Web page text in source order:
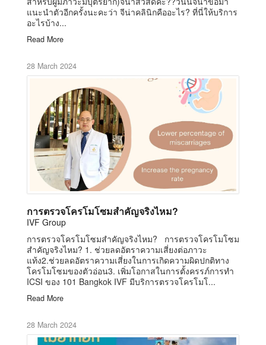
แนะนำตัวอีกครั้งนะคะว่า จีน่าคลินิกคืออะไร? ที่นี่ให้บริการ
อะไรบ้าง...
Read More
28 March 2024
การตรวจโครโมโซมสำคัญจริงไหม?
IVF Group
การตรวจโครโมโซมสำคัญจริงไหม? การตรวจโครโมโซม
สำคัญจริงไหม? 1. ช่วยลดอัตราความเสี่ยงต่อภาวะ
แท้ง2.ช่วยลดอัตราความเสี่ยงในการเกิดความผิดปกติทาง
โครโมโซมของตัวอ่อน3. เพิ่มโอกาสในการตั้งครรภ์การทำ
ICSI ของ 101 Bangkok IVF มีบริการตรวจโครโมโ...
Read More
28 March 2024